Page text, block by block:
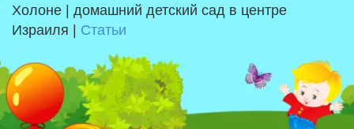
Холоне | домашний детский сад в центре
Израиля | Статьи